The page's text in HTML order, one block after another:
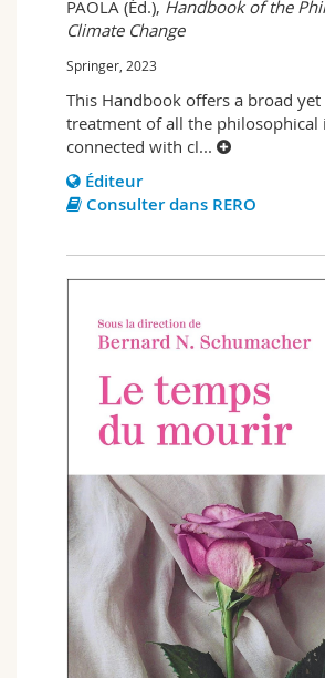
PAOLA (Éd.), Handbook of the
Climate Change
Springer, 2023
This Handbook offers a broad
treatment of all the philosophical
connected with cl...
Éditeur
Consulter dans RERO